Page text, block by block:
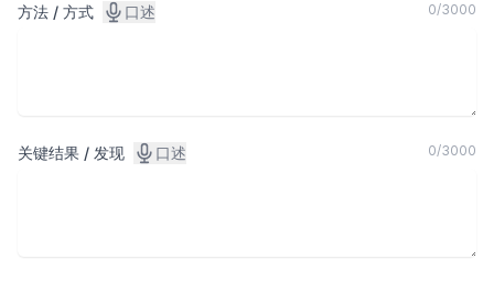
方法 / 方式 口述 0/3000
关键结果 / 发现 口述 0/3000